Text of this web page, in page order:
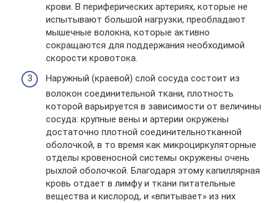
крови. В периферических артериях, которые не
испытывают большой нагрузки, преобладают
мышечные волокна, которые активно
сокращаются для поддержания необходимой
скорости кровотока.
Наружный (краевой) слой сосуда состоит из
волокон соединительной ткани, плотность
которой варьируется в зависимости от величины
сосуда: крупные вены и артерии окружены
достаточно плотной соединительнотканной
оболочкой, в то время как микроциркуляторные
отделы кровеносной системы окружены очень
рыхлой оболочкой. Благодаря этому капиллярная
кровь отдает в лимфу и ткани питательные
вещества и кислород, и «впитывает» из них